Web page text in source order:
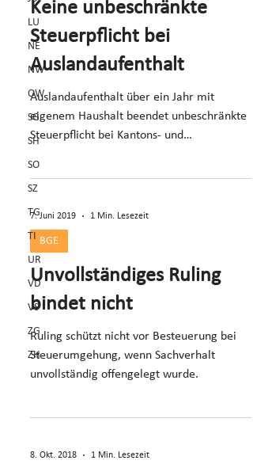
LU
NE
NW
OW
SG
SH
SO
SZ
TG
TI
UR
VD
VS
ZG
ZH
Keine unbeschränkte
Steuerpflicht bei
Auslandaufenthalt
Auslandaufenthalt über ein Jahr mit
eigenem Haushalt beendet unbeschränkte
Steuerpflicht bei Kantons- und
7. Juni 2019 1 Min. Lesezeit
BGE
Unvollständiges Ruling
bindet nicht
Ruling schützt nicht vor Besteuerung bei
Steuerumgehung, wenn Sachverhalt
unvollständig offengelegt wurde.
8. Okt. 2018 1 Min. Lesezeit